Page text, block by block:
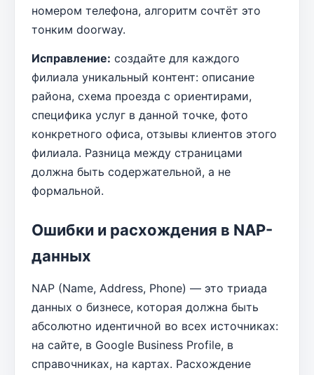
номером телефона, алгоритм сочтёт это
тонким doorway.
Исправление: создайте для каждого
филиала уникальный контент: описание
района, схема проезда с ориентирами,
специфика услуг в данной точке, фото
конкретного офиса, отзывы клиентов этого
филиала. Разница между страницами
должна быть содержательной, а не
формальной.
Ошибки и расхождения в NAP-
данных
NAP (Name, Address, Phone) — это триада
данных о бизнесе, которая должна быть
абсолютно идентичной во всех источниках:
на сайте, в Google Business Profile, в
справочниках, на картах. Расхождение